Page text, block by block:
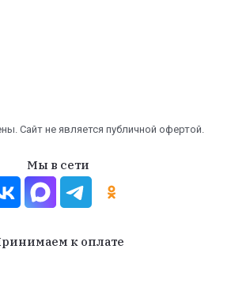
Сайт не является публичной офертой.
Мы в сети
к оплате